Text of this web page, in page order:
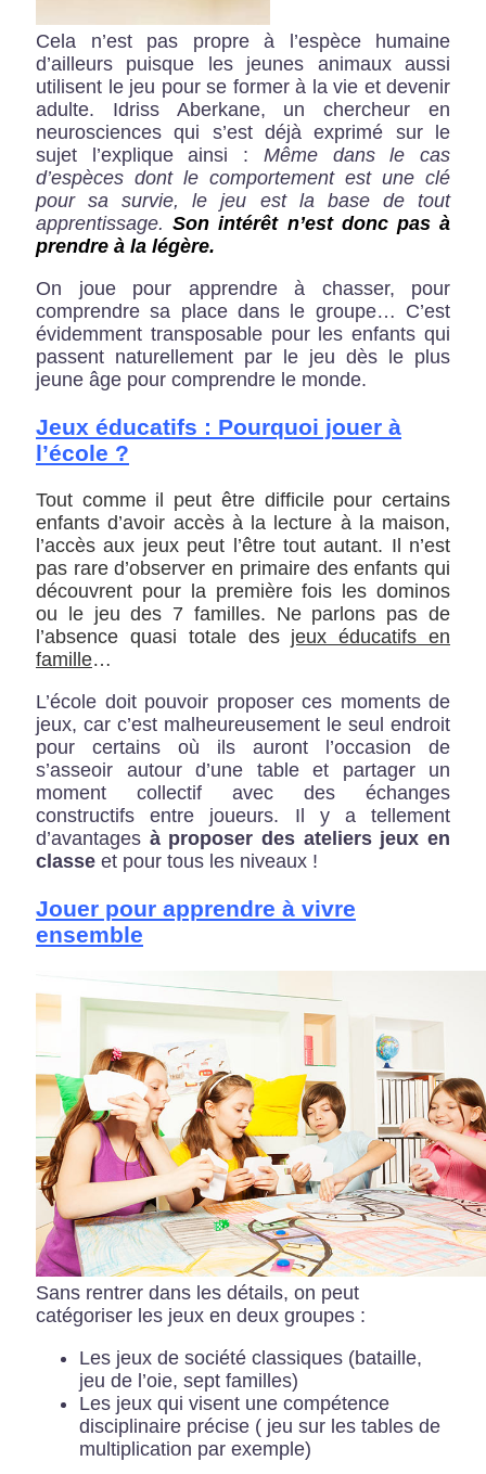
Cela n’est pas propre à l’espèce humaine
d’ailleurs puisque les jeunes animaux aussi
utilisent le jeu pour se former à la vie et devenir
adulte. Idriss Aberkane, un chercheur en
neurosciences qui s’est déjà exprimé sur le
sujet l’explique ainsi : Même dans le cas
d’espèces dont le comportement est une clé
pour sa survie, le jeu est la base de tout
apprentissage.Son intérêt n’est donc pas à
prendre à la légère.
On joue pour apprendre à chasser, pour
comprendre sa place dans le groupe… C’est
évidemment transposable pour les enfants qui
passent naturellement par le jeu dès le plus
jeune âge pour comprendre le monde.
Jeux éducatifs : Pourquoi jouer à
l’école ?
Tout comme il peut être difficile pour certains
enfants d’avoir accès à la lecture à la maison,
l’accès aux jeux peut l’être tout autant. Il n’est
pas rare d’observer en primaire des enfants qui
découvrent pour la première fois les dominos
ou le jeu des 7 familles. Ne parlons pas de
l’absence quasi totale des jeux éducatifs en
famille…
L’école doit pouvoir proposer ces moments de
jeux, car c’est malheureusement le seul endroit
pour certains où ils auront l’occasion de
s’asseoir autour d’une table et partager un
moment collectif avec des échanges
constructifs entre joueurs. Il y a tellement
d’avantages à proposer des ateliers jeux en
classe et pour tous les niveaux !
Jouer pour apprendre à vivre
ensemble
Sans rentrer dans les détails, on peut
catégoriser les jeux en deux groupes :
Les jeux de société classiques (bataille,
jeu de l’oie, sept familles)
Les jeux qui visent une compétence
disciplinaire précise ( jeu sur les tables de
multiplication par exemple)